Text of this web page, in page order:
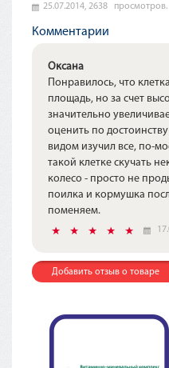
25.07.2014, 2638 просмотров.
Комментарии
Оксана
Понравилось, что
площадь, но за счет
значительно
оценить по
видом изучил все, по-
такой клетке скучать
колесо - просто не
поилка и кормушка
поменяем.
Добавить отзыв о товаре